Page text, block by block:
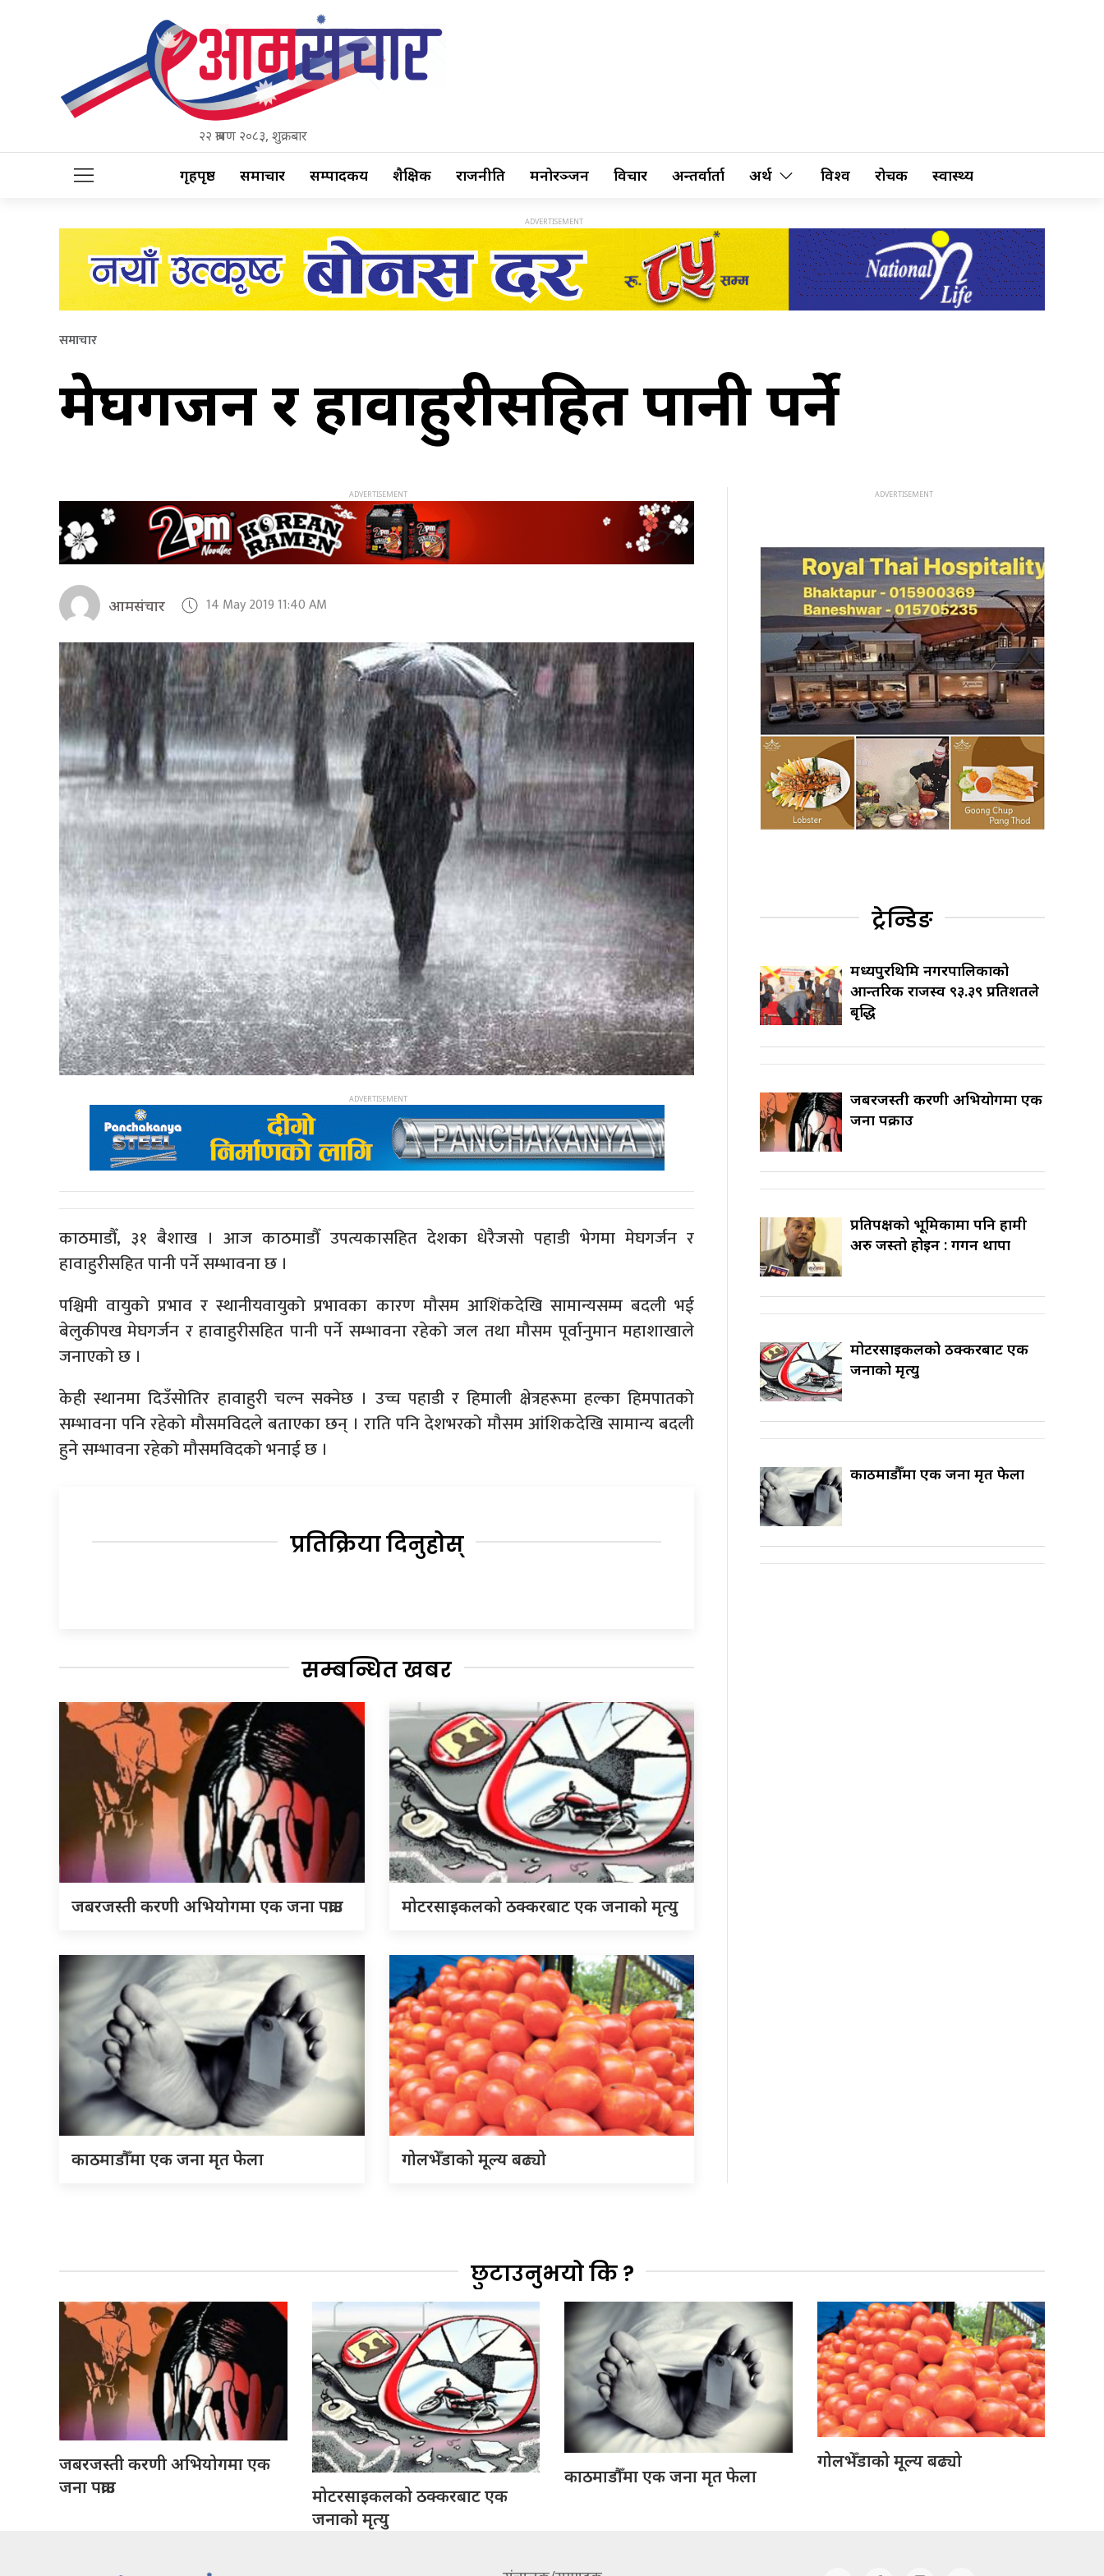
२२ श्रावण २०८३, शुक्रबार
गृहपृष्ठ समाचार सम्पादकीय शैक्षिक राजनीति मनोरञ्जन विचार अन्तर्वार्ता अर्थ विश्व रोचक स्वास्थ्य
समाचार
मेघगर्जन र हावाहुरीसहित पानी पर्ने
आमसंचार 14 May 2019 11:40 AM
काठमाडौँ, ३१ बैशाख । आज काठमाडौँ उपत्यकासहित देशका धेरैजसो पहाडी भेगमा मेघगर्जन र
हावाहुरीसहित पानी पर्ने सम्भावना छ ।
पश्चिमी वायुको प्रभाव र स्थानीयवायुको प्रभावका कारण मौसम आशिंकदेखि सामान्यसम्म बदली भई
बेलुकीपख मेघगर्जन र हावाहुरीसहित पानी पर्ने सम्भावना रहेको जल तथा मौसम पूर्वानुमान महाशाखाले
जनाएको छ ।
केही स्थानमा दिउँसोतिर हावाहुरी चल्न सक्नेछ । उच्च पहाडी र हिमाली क्षेत्रहरूमा हल्का हिमपातको
सम्भावना पनि रहेको मौसमविदले बताएका छन् । राति पनि देशभरको मौसम आंशिकदेखि सामान्य बदली
हुने सम्भावना रहेको मौसमविदको भनाई छ ।
प्रतिक्रिया दिनुहोस्
सम्बन्धित खबर
जबरजस्ती करणी अभियोगमा एक जना पक्राउ मोटरसाइकलको ठक्करबाट एक जनाको मृत्यु
काठमाडौँमा एक जना मृत फेला गोलभेँडाको मूल्य बढ्यो
ट्रेन्डिङ
मध्यपुरथिमि नगरपालिकाको
आन्तरिक राजस्व ९३.३९ प्रतिशतले
बृद्धि
जबरजस्ती करणी अभियोगमा एक
जना पक्राउ
प्रतिपक्षको भूमिकामा पनि हामी
अरु जस्तो होइन : गगन थापा
मोटरसाइकलको ठक्करबाट एक
जनाको मृत्यु
काठमाडौँमा एक जना मृत फेला
छुटाउनुभयो कि ?
जबरजस्ती करणी अभियोगमा एक
जना पक्राउ
मोटरसाइकलको ठक्करबाट एक
जनाको मृत्यु
काठमाडौँमा एक जना मृत फेला
गोलभेँडाको मूल्य बढ्यो